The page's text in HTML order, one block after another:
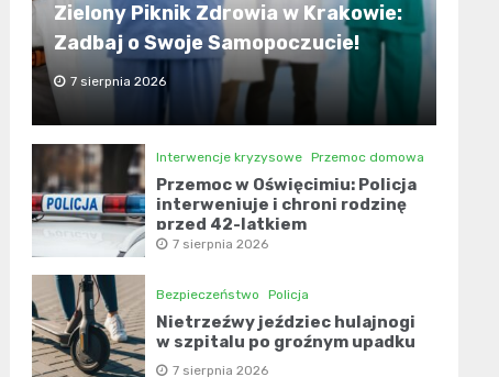
Zielony Piknik Zdrowia w Krakowie:
Zadbaj o Swoje Samopoczucie!
7 sierpnia 2026
Interwencje kryzysowe Przemoc domowa
Przemoc w Oświęcimiu: Policja
interweniuje i chroni rodzinę
przed 42-latkiem
7 sierpnia 2026
Bezpieczeństwo Policja
Nietrzeźwy jeździec hulajnogi
w szpitalu po groźnym upadku
7 sierpnia 2026